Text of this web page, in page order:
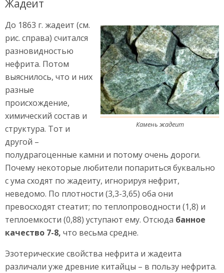
Жадеит
Камень жадеит
До 1863 г. жадеит (см.
рис. справа) считался
разновидностью
нефрита. Потом
выяснилось, что и них
разные
происхождение,
химический состав и
структура. Тот и
другой –
полудрагоценные камни и потому очень дороги.
Почему некоторые любители попариться буквально
с ума сходят по жадеиту, игнорируя нефрит,
неведомо. По плотности (3,3-3,65) оба они
превосходят стеатит; по теплопроводности (1,8) и
теплоемкости (0,88) уступают ему. Отсюда банное
качество 7-8, что весьма средне.
Эзотерические свойства нефрита и жадеита
различали уже древние китайцы – в пользу нефрита.